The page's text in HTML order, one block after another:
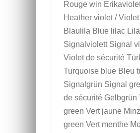
Rouge win
Heather violet /
Blaulila Blue lilac
Signalviolett Signal
Violet de sécurité
Turquoise blue Bleu
Signalgrün Signal
de sécurité Gelbgrün
green Vert jaune
green Vert menthe